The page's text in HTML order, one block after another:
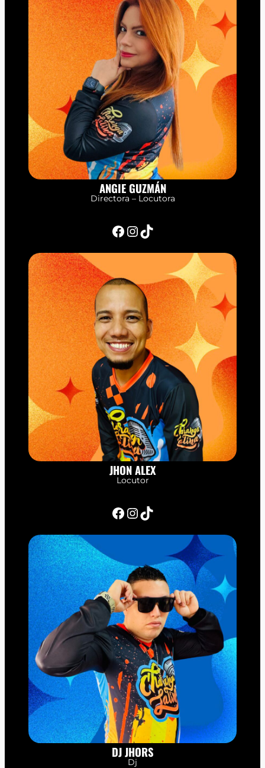
ANGIE GUZMÁN
Directora – Locutora
Facebook InstagramTikTok
JHON ALEX
Locutor
Facebook InstagramTikTok
DJ JHORS
Dj